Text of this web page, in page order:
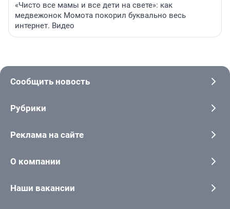
«Чисто все мамы и все дети на свете»: как
медвежонок Момота покорил буквально весь
интернет. Видео
Сообщить новость
Рубрики
Реклама на сайте
О компании
Наши вакансии